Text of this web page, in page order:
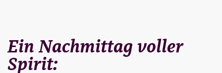
Ein Nachmittag voller
Spirit: